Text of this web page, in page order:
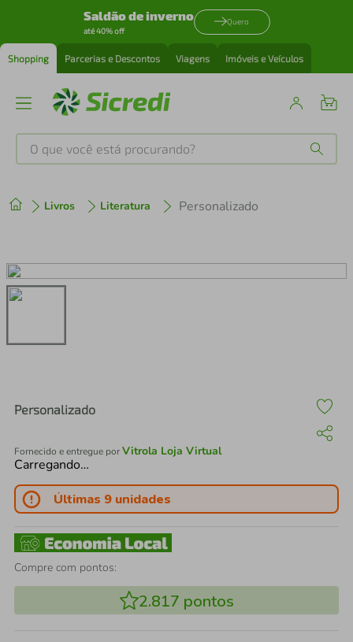
Saldão de inverno
até 40% off
Quero
Shopping Parcerias e Descontos Viagens Imóveis e Veículos
O que você está procurando?
Livros Literatura Personalizado
Personalizado
Fornecido e entregue porVitrola Loja Virtual
Carregando…
Últimas 9 unidades
Compre com pontos:
2.817 pontos
2º cafeteira